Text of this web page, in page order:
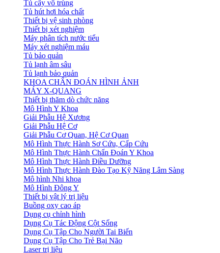
Tủ cấy vô trùng
Tủ hút hơi hóa chất
Thiết bị vệ sinh phòng
Thiết bị xét nghiệm
Máy phân tích nước tiểu
Máy xét nghiệm máu
Tủ bảo quản
Tủ lạnh âm sâu
Tủ lạnh bảo quản
KHOA CHẨN ĐOÁN HÌNH ẢNH
MÁY X-QUANG
Thiết bị thăm dò chức năng
Mô Hình Y Khoa
Giải Phẫu Hệ Xương
Giải Phẫu Hệ Cơ
Giải Phẫu Cơ Quan, Hệ Cơ Quan
Mô Hình Thực Hành Sơ Cứu, Cấp Cứu
Mô Hình Thực Hành Chẩn Đoán Y Khoa
Mô Hình Thực Hành Điều Dưỡng
Mô Hình Thực Hành Đào Tạo Kỹ Năng Lâm Sàng
Mô hình Nhi khoa
Mô Hình Đông Y
Thiết bị vật lý trị liệu
Buồng oxy cao áp
Dụng cụ chỉnh hình
Dụng Cụ Tác Động Cột Sống
Dụng Cụ Tập Cho Người Tai Biến
Dụng Cụ Tập Cho Trẻ Bại Não
Laser trị liệu